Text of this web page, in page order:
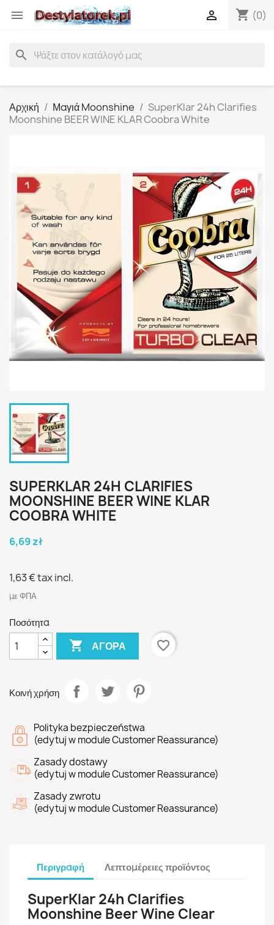
 shopping_cart (0)

search
Αρχική Μαγιά Moonshine
SuperKlar 24h Clarifies
Moonshine BEER WINE KLAR Coobra White
SUPERKLAR 24H CLARIFIES
MOONSHINE BEER WINE KLAR
COOBRA WHITE
6,69 zł
1,63 €tax incl.
με ΦΠΑ
Ποσότητα
 ΑΓΟΡΆ favorite_border
Κοινή χρήση
Polityka bezpieczeństwa
(edytuj w module Customer Reassurance)
Zasady dostawy
(edytuj w module Customer Reassurance)
Zasady zwrotu
(edytuj w module Customer Reassurance)
Περιγραφή Λεπτομέρειες προϊόντος
SuperKlar 24h Clarifies
Moonshine Beer Wine Clear